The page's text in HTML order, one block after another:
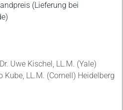
(Lieferung bei
Uwe Kischel, LL.M. (Yale)
Kube, LL.M. (Cornell) Heidelberg